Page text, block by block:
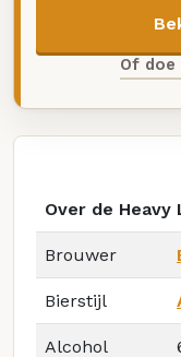
Of
Over de Heavy
Brouwer
Bierstijl
Alcohol